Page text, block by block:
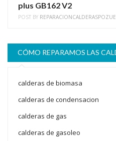
plus GB162 V2
POST BY
CÓMO REPARAMOS LAS
calderas de biomasa
calderas de condensacion
calderas de gas
calderas de gasoleo